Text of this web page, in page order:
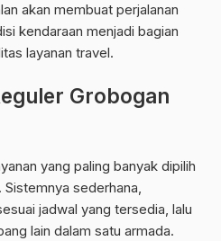
akan membuat perjalanan
kendaraan menjadi bagian
layanan travel.
Grobogan
yang paling banyak dipilih
sederhana,
jadwal yang tersedia, lalu
lain dalam satu armada.